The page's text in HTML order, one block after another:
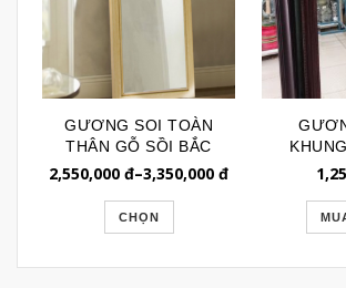
GƯƠNG SOI TOÀN
THÂN GỖ SỒI BẮC
MỸ NHẬP KHẨU
2,550,000 đ–3,350,000 đ
CHỌN